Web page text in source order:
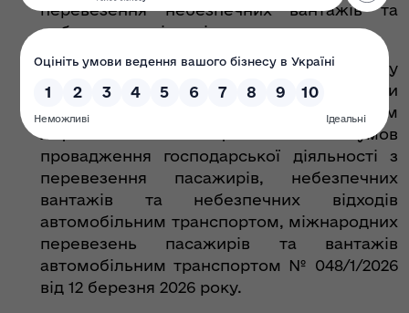
перевезення небезпечних вантажів та
небезпечних відходів.
Підстава: Акт про відмову ліцензіата у
проведенні перевірки
органом ліцензування за додержанням
ліцензіатом Ліцензійних умов
провадження господарської діяльності з
перевезення пасажирів, небезпечних
вантажів та небезпечних відходів
автомобільним транспортом, міжнародних
перевезень пасажирів та вантажів
автомобільним транспортом № 048/1/2026
від 12 березня 2026 року.